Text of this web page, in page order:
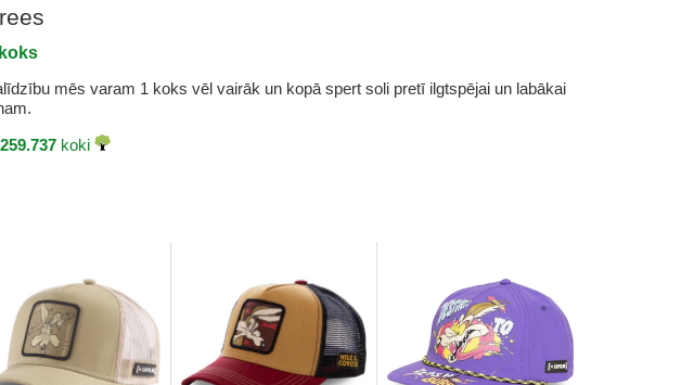
mēs varam 1 koks vēl vairāk un kopā spert soli pretī ilgtspējai un labākai
259.737 koki